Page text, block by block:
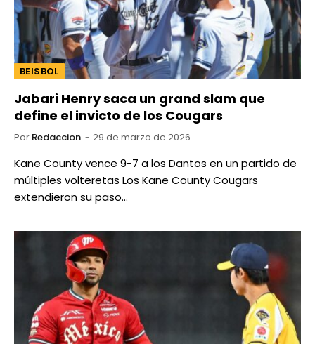
BEISBOL
Jabari Henry saca un grand slam que
define el invicto de los Cougars
Por Redaccion 29 de marzo de 2026
Kane County vence 9-7 a los Dantos en un partido de
múltiples volteretas Los Kane County Cougars
extendieron su paso…